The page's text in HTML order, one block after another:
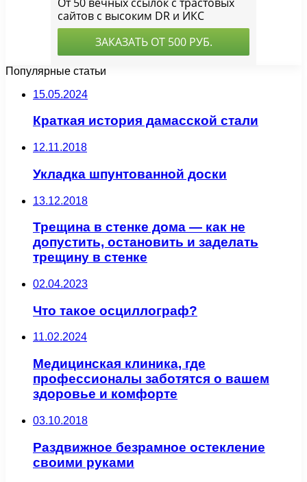
Популярные статьи
15.05.2024
Краткая история дамасской стали
12.11.2018
Укладка шпунтованной доски
13.12.2018
Трещина в стенке дома — как не
допустить, остановить и заделать
трещину в стенке
02.04.2023
Что такое осциллограф?
11.02.2024
Медицинская клиника, где
профессионалы заботятся о вашем
здоровье и комфорте
03.10.2018
Раздвижное безрамное остекление
своими руками